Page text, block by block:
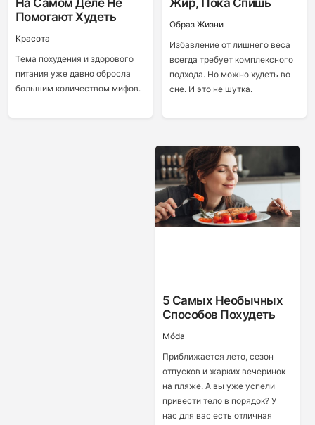
На Самом Деле Не
Помогают Худеть
Красота
Тема похудения и здорового
питания уже давно обросла
большим количеством мифов.
Жир, Пока Спишь
Образ Жизни
Избавление от лишнего веса
всегда требует комплексного
подхода. Но можно худеть во
сне. И это не шутка.
5 Самых Необычных
Способов Похудеть
Móda
Приближается лето, сезон
отпусков и жарких вечеринок
на пляже. А вы уже успели
привести тело в порядок? У
нас для вас есть отличная